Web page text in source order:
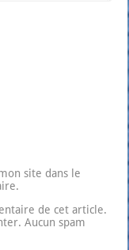
site dans le
de cet article.
Aucun spam